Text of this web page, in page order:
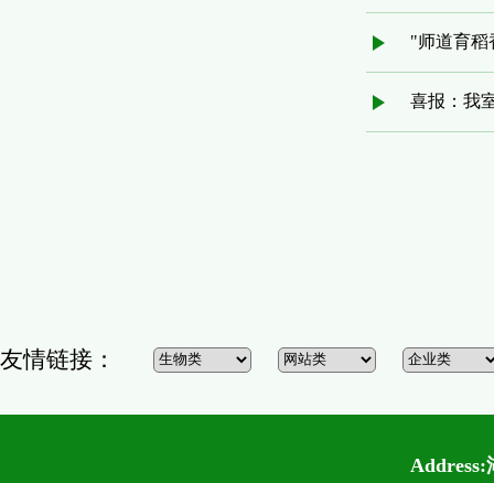
"师道育稻
喜报：我
友情链接：
Address: